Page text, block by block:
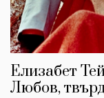
Елизабет
Любов,